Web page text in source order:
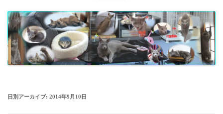
ツ
へ
ス
キ
ッ
プ
日別アーカイブ: 2014年9月10日